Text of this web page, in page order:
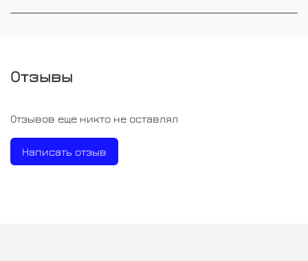
Отзывы
Отзывов еще никто не оставлял
Написать отзыв